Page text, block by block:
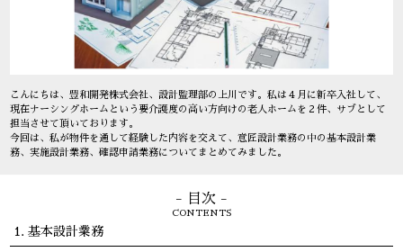
こんにちは、豊和開発株式会社、設計監理部の上川です。私は４月に新卒入社して、
現在ナーシングホームという要介護度の高い方向けの老人ホームを２件、サブとして
担当させて頂いております。
今回は、私が物件を通して経験した内容を交えて、意匠設計業務の中の基本設計業
務、実施設計業務、確認申請業務についてまとめてみました。
- 目次 -
CONTENTS
基本設計業務